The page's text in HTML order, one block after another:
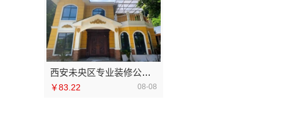
西安未央区专业装修公寓免费量房-居安天成
￥83.22 08-08